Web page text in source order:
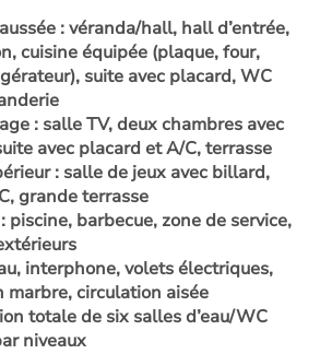
: véranda/hall, hall d’entrée,
cuisine équipée (plaque, four,
suite avec placard, WC
: salle TV, deux chambres avec
avec placard et A/C, terrasse
: salle de jeux avec billard,
grande terrasse
piscine, barbecue, zone de service,
interphone, volets électriques,
marbre, circulation aisée
totale de six salles d’eau/WC
niveaux